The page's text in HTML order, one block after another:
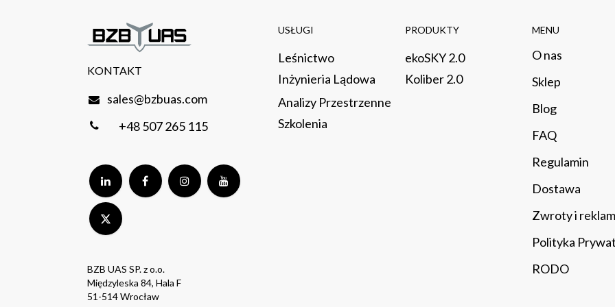
BZB UAS SP. z o.o.
Międzyleska 84, Hala F
51-514 Wrocław
USŁUGI
Leśnictwo
Inżynieria Lądowa
Analizy Przestrzenne
Szkolenia
KONTAKT
sales@bzbuas.com
+48 507 265 115
MENU
O nas
Sklep
​Blog
FAQ
Regulamin
Dostawa
Zwroty i
Polityka
RODO
PRODUKTY
ekoSKY 2.0
Koliber 2.0